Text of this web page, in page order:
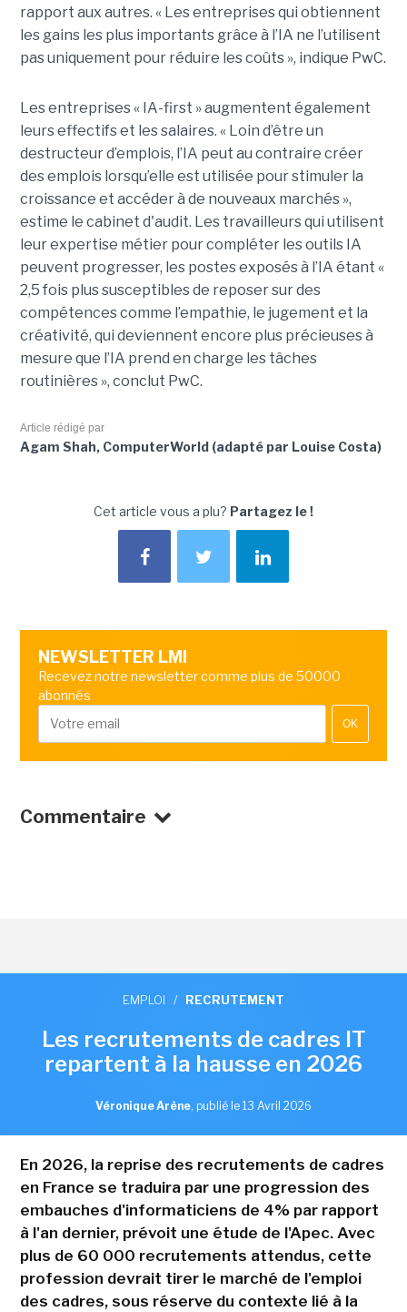
rapport aux autres. « Les entreprises qui obtiennent
les gains les plus importants grâce à l’IA ne l’utilisent
pas uniquement pour réduire les coûts », indique PwC.
Les entreprises « IA-first » augmentent également
leurs effectifs et les salaires. « Loin d’être un
destructeur d’emplois, l’IA peut au contraire créer
des emplois lorsqu’elle est utilisée pour stimuler la
croissance et accéder à de nouveaux marchés »,
estime le cabinet d'audit. Les travailleurs qui utilisent
leur expertise métier pour compléter les outils IA
peuvent progresser, les postes exposés à l’IA étant «
2,5 fois plus susceptibles de reposer sur des
compétences comme l’empathie, le jugement et la
créativité, qui deviennent encore plus précieuses à
mesure que l’IA prend en charge les tâches
routinières », conclut PwC.
Article rédigé par
Agam Shah, ComputerWorld (adapté par Louise Costa)
Cet article vous a plu? Partagez le !
NEWSLETTER LMI
Recevez notre newsletter comme plus de 50000
abonnés
OK
Commentaire
EMPLOI / RECRUTEMENT
Les recrutements de cadres IT
repartent à la hausse en 2026
Véronique Arène, publié le 13 Avril 2026
En 2026, la reprise des recrutements de cadres
en France se traduira par une progression des
embauches d'informaticiens de 4% par rapport
à l'an dernier, prévoit une étude de l'Apec. Avec
plus de 60 000 recrutements attendus, cette
profession devrait tirer le marché de l'emploi
des cadres, sous réserve du contexte lié à la